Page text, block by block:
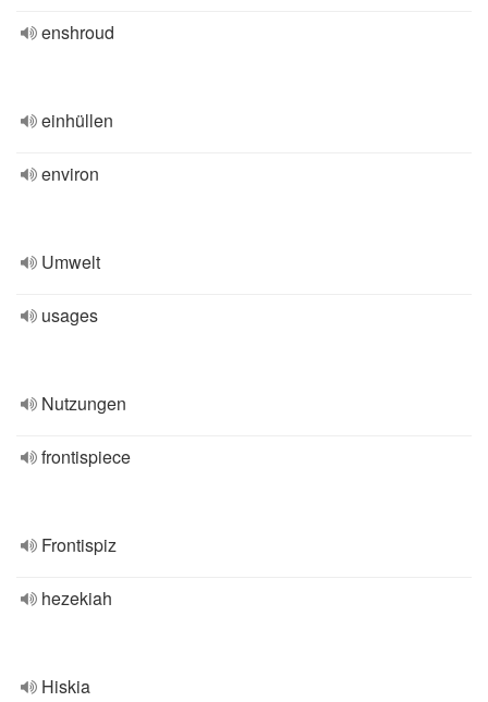
enshroud
einhüllen
environ
Umwelt
usages
Nutzungen
frontispiece
Frontispiz
hezekiah
Hiskia